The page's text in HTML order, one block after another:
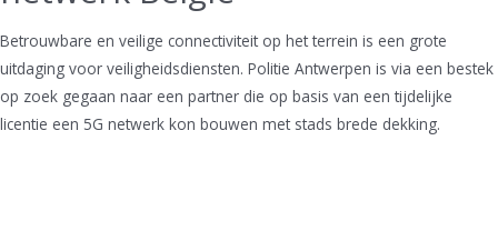
Betrouwbare en veilige connectiviteit op het terrein is een grote
uitdaging voor veiligheidsdiensten. Politie Antwerpen is via een bestek
op zoek gegaan naar een partner die op basis van een tijdelijke
licentie een 5G netwerk kon bouwen met stads brede dekking.